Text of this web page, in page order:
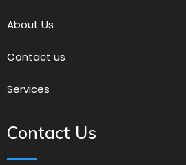
About Us
Contact us
Services
Contact Us